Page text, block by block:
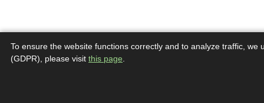
To ensure the website functions correctly and to analyze traffic,
(GDPR), please visit this page